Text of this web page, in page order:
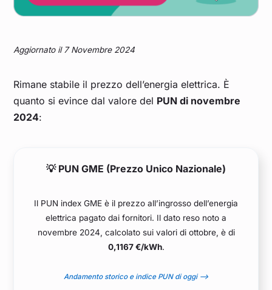
Aggiornato il 7 Novembre 2024
Rimane stabile il prezzo dell’energia elettrica. È
quanto si evince dal valore del PUN di novembre
2024:
💡 PUN GME (Prezzo Unico Nazionale)
Il PUN index GME è il prezzo all’ingrosso dell’energia
elettrica pagato dai fornitori. Il dato reso noto a
novembre 2024, calcolato sui valori di ottobre, è di
0,1167 €/kWh.
Andamento storico e indice PUN di oggi –>